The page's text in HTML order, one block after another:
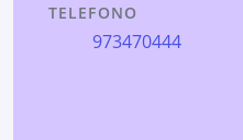
TELEFONO
973470444